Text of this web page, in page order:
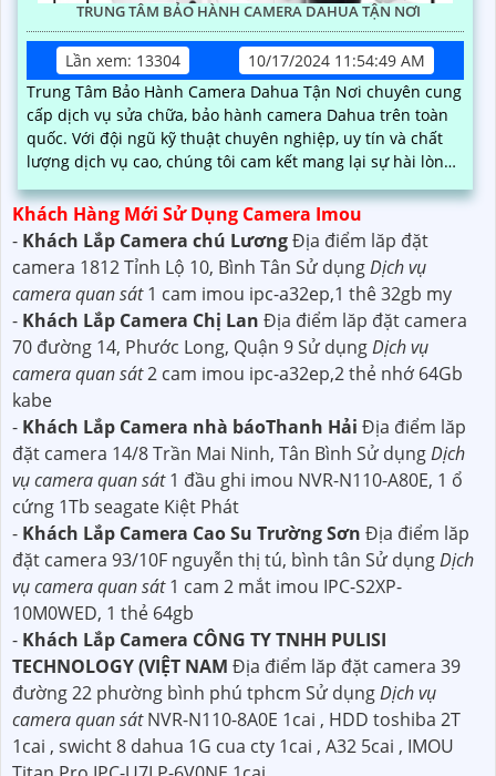
TRUNG TÂM BẢO HÀNH CAMERA DAHUA TẬN NƠI
Lần xem: 13304
10/17/2024 11:54:49 AM
Trung Tâm Bảo Hành Camera Dahua Tận Nơi chuyên cung
cấp dịch vụ sửa chữa, bảo hành camera Dahua trên toàn
quốc. Với đội ngũ kỹ thuật chuyên nghiệp, uy tín và chất
lượng dịch vụ cao, chúng tôi cam kết mang lại sự hài lòng
cho khách hàng
Khách Hàng Mới Sử Dụng Camera Imou
- Khách Lắp Camera chú LươngĐịa điểm lăp đặt
camera 1812 Tỉnh Lộ 10, Bình Tân Sử dụngDịch vụ
camera quan sát1 cam imou ipc-a32ep,1 thê 32gb my
- Khách Lắp Camera Chị Lan Địa điểm lăp đặt camera
70 đường 14, Phước Long, Quận 9 Sử dụngDịch vụ
camera quan sát2 cam imou ipc-a32ep,2 thẻ nhớ 64Gb
kabe
- Khách Lắp Camera nhà báoThanh Hải Địa điểm lăp
đặt camera 14/8 Trần Mai Ninh, Tân Bình Sử dụngDịch
vụ camera quan sát1 đầu ghi imou NVR-N110-A80E, 1 ổ
cứng 1Tb seagate Kiệt Phát
- Khách Lắp Camera Cao Su Trường Sơn Địa điểm lăp
đặt camera 93/10F nguyễn thị tú, bình tân Sử dụngDịch
vụ camera quan sát1 cam 2 mắt imou IPC-S2XP-
10M0WED, 1 thẻ 64gb
- Khách Lắp Camera CÔNG TY TNHH PULISI
TECHNOLOGY (VIỆT NAM Địa điểm lăp đặt camera 39
đường 22 phường bình phú tphcm Sử dụngDịch vụ
camera quan sátNVR-N110-8A0E 1cai , HDD toshiba 2T
1cai , swicht 8 dahua 1G cua cty 1cai , A32 5cai , IMOU